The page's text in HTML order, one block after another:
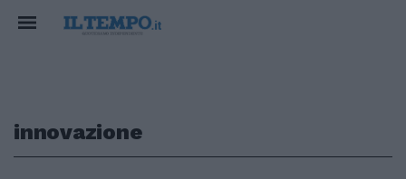
innovazione